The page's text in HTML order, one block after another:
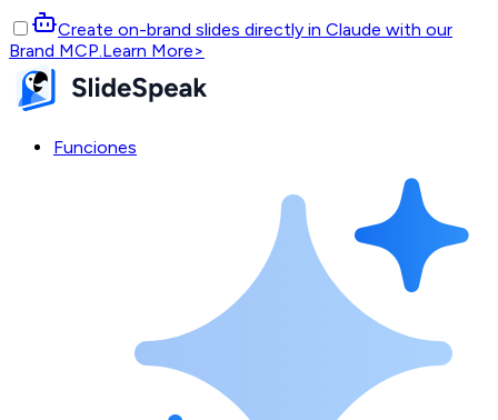
Create on-brand slides directly in Claude with our
Brand MCP.Learn More>
Funciones